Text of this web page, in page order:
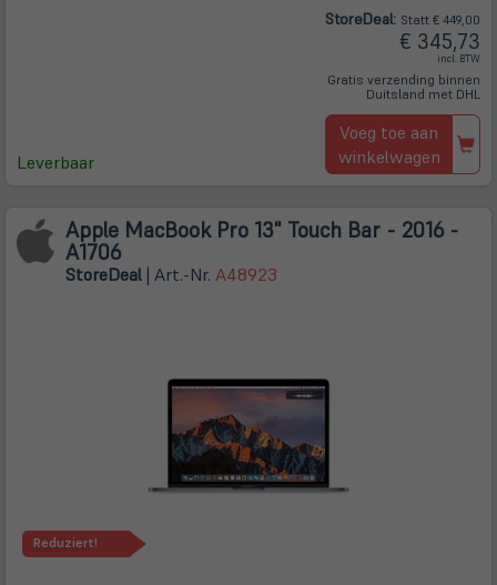
Leverbaar
StoreDeal: Statt € 449,00
€ 345,73
incl. BTW
Gratis verzending binnen
Duitsland met DHL
Voeg toe aan
winkelwagen
Apple MacBook Pro 13" Touch Bar - 2016 -
A1706
StoreDeal| Art.-Nr. A48923
Reduziert!